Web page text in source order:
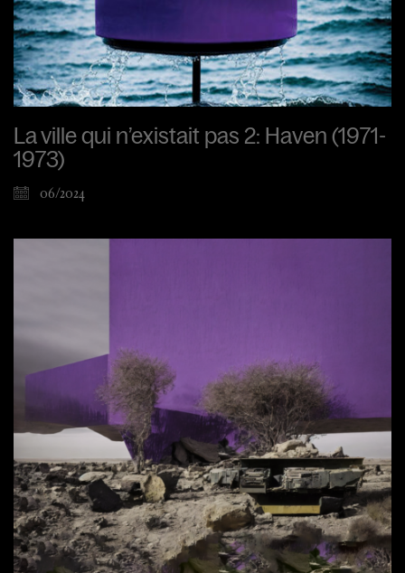
La ville qui n’existait pas 2: Haven (1971-
1973)
06/2024